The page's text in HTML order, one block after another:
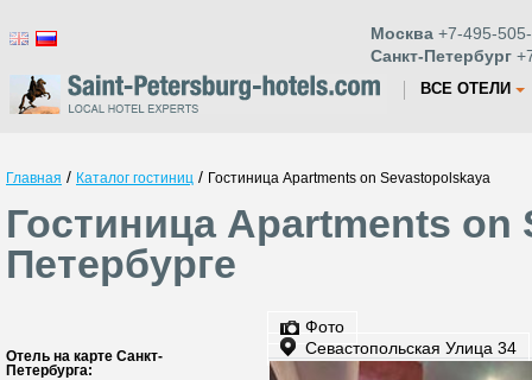
Москва +7-495-
Санкт-Петербург
ВСЕ ОТЕЛИ
Главная / Каталог гостиниц / Гостиница Apartments on Sevastopolskaya
Гостиница Apartments
Петербурге
Отель на карте Санкт-
Петербурга:
Фото
Севастопольская Улица 34